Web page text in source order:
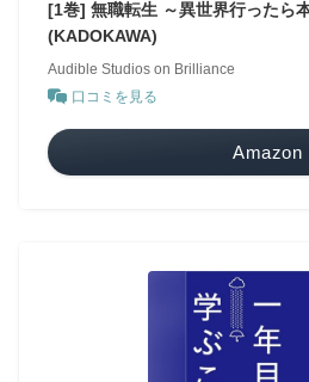
[1巻] 無職転生 ～異世界行ったら
(KADOKAWA)
Audible Studios on Brilliance
口コミを見る
Amazon